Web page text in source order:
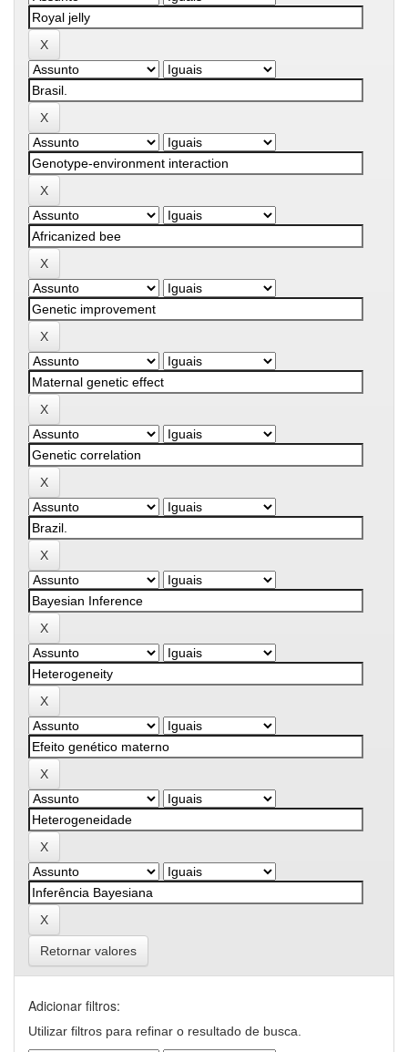
Retornar valores
Adicionar filtros:
Utilizar filtros para refinar o resultado de busca.